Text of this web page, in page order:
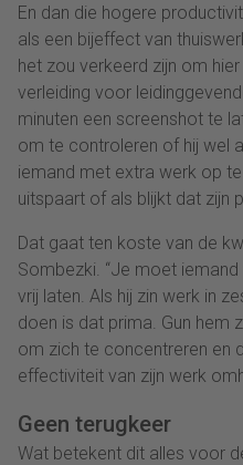
En dan die hogere
als een bijeffect van
het zou verkeerd zijn om
verleiding voor
minuten een screenshot te
om te controleren of hij wel
iemand met extra werk op
uitspaart of als blijkt dat zijn
Dat gaat ten koste van de
Sombezki. “Je moet
vrij laten. Als hij zin werk in
doen is dat prima. Gun hem
om zich te concentreren en
effectiviteit van zijn werk
Geen terugkeer
Wat betekent dit alles voor